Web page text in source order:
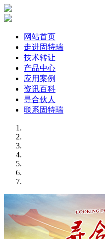
网站首页
走进固特瑞
技术转让
产品中心
应用案例
资讯百科
寻合伙人
联系固特瑞